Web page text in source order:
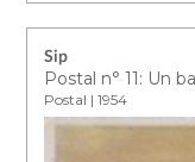
Sip
Postal | 1954